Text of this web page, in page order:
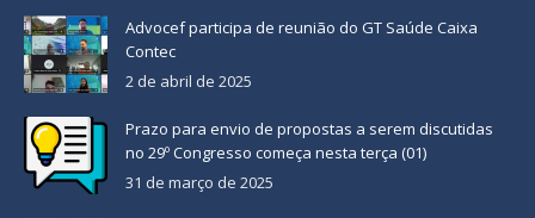
Advocef participa de reunião do GT Saúde Caixa
Contec
2 de abril de 2025
Prazo para envio de propostas a serem discutidas
no 29º Congresso começa nesta terça (01)
31 de março de 2025